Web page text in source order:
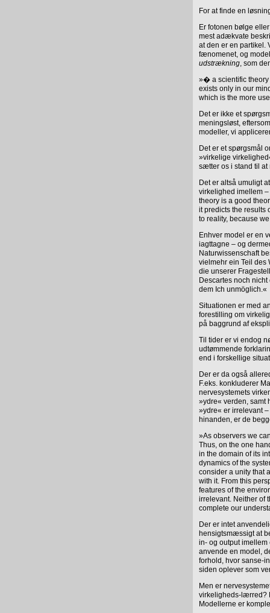
For at finde en
Er fotonen bølge
mest adækvate
at den er en partikel.
fænomenet, og
udstrækning, som
»� a scientific theory
exists only in our
which is the more
Det er ikke et
meningsløst,
modeller, vi
Det er et spørgsmål
»virkelige
sætter os i stand til at
Det er altså umuligt
virkelighed imellem
theory is a good
it predicts the results
to reality, because
Enhver model er en
iagttagne – og
Naturwissenschaft
vielmehr ein Teil des
die unserer
Descartes noch
dem Ich unmöglich.«
Situationen er med
forestilling om
på baggrund af
Til tider er vi endog
udtømmende
end i forskellige
Der er da også
F.eks. konkluderer
nervesystemets
»ydre« verden, samt
»ydre« er irrelevant
hinanden, er de
»As observers we
Thus, on the one
in the domain of its
dynamics of the
consider a unity that
with it. From this
features of the
irrelevant. Neither of
complete our
Der er intet
hensigtsmæssigt at
in- og output
anvende en model,
forhold, hvor sanse-
siden oplever som
Men er
virkeligheds-lærred?
Modellerne er